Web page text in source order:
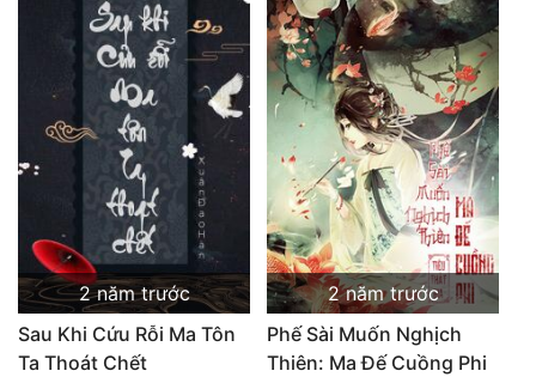
2 năm trước
Sau Khi Cứu Rỗi Ma Tôn
Ta Thoát Chết
2 năm trước
Phế Sài Muốn Nghịch
Thiên: Ma Đế Cuồng Phi